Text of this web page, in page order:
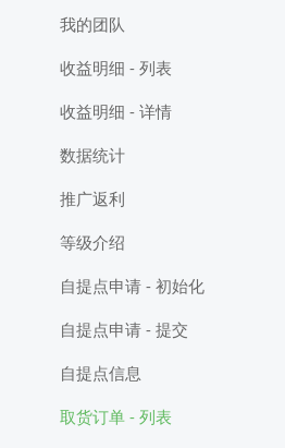
我的团队
收益明细 - 列表
收益明细 - 详情
数据统计
推广返利
等级介绍
自提点申请 - 初始化
自提点申请 - 提交
自提点信息
取货订单 - 列表